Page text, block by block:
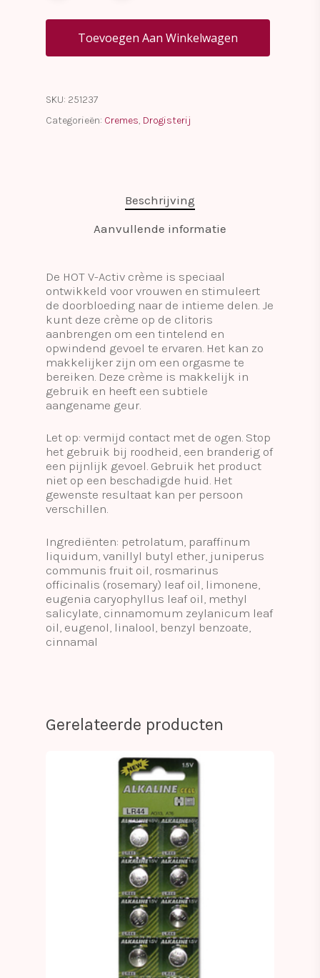
Toevoegen Aan Winkelwagen
SKU: 251237
Categorieën: Cremes, Drogisterij
Beschrijving
Aanvullende informatie
De HOT V-Activ crème is speciaal
ontwikkeld voor vrouwen en stimuleert
de doorbloeding naar de intieme delen. Je
kunt deze crème op de clitoris
aanbrengen om een tintelend en
opwindend gevoel te ervaren. Het kan zo
makkelijker zijn om een orgasme te
bereiken. Deze crème is makkelijk in
gebruik en heeft een subtiele
aangename geur.
Let op: vermijd contact met de ogen. Stop
het gebruik bij roodheid, een branderig of
een pijnlijk gevoel. Gebruik het product
niet op een beschadigde huid. Het
gewenste resultaat kan per persoon
verschillen.
Ingrediënten: petrolatum, paraffinum
liquidum, vanillyl butyl ether, juniperus
communis fruit oil, rosmarinus
officinalis (rosemary) leaf oil, limonene,
eugenia caryophyllus leaf oil, methyl
salicylate, cinnamomum zeylanicum leaf
oil, eugenol, linalool, benzyl benzoate,
cinnamal
Gerelateerde producten